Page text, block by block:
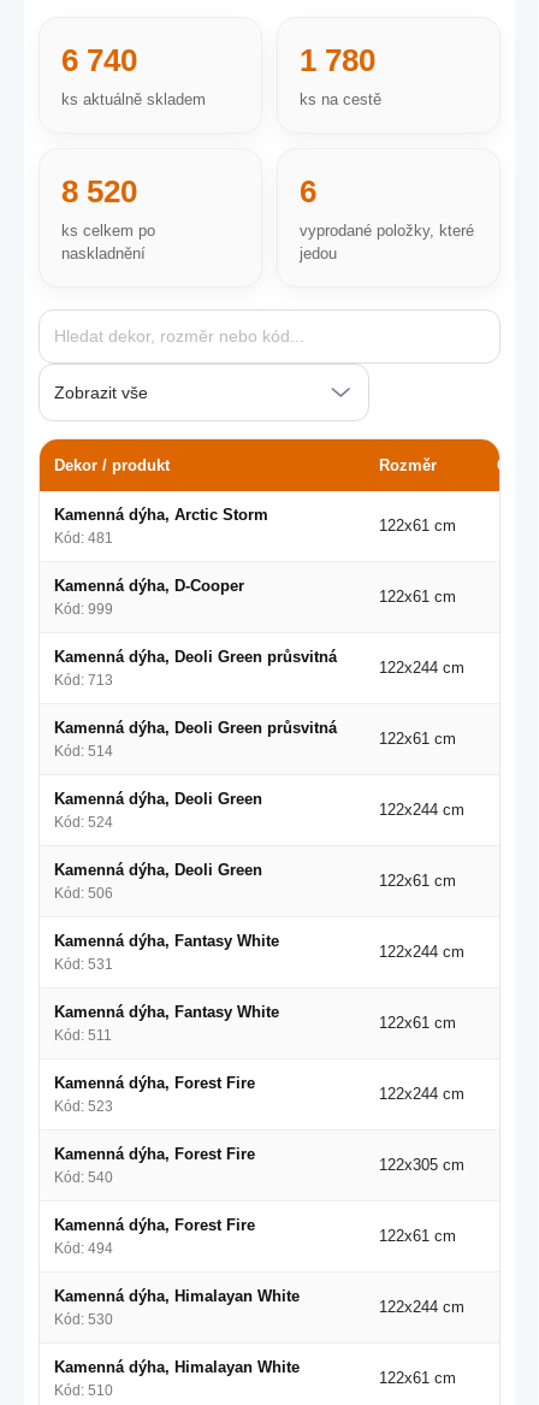
6 740
ks aktuálně skladem
1 780
ks na cestě
8 520
ks celkem po
naskladnění
6
vyprodané položky, které
jedou
Dekor / produkt Rozměr Co
Kamenná dýha, Arctic Storm
Kód: 481
122x61 cm
Kamenná dýha, D-Cooper
Kód: 999
122x61 cm
Kamenná dýha, Deoli Green průsvitná
Kód: 713
122x244 cm
Kamenná dýha, Deoli Green průsvitná
Kód: 514
122x61 cm
Kamenná dýha, Deoli Green
Kód: 524
122x244 cm
Kamenná dýha, Deoli Green
Kód: 506
122x61 cm
Kamenná dýha, Fantasy White
Kód: 531
122x244 cm
Kamenná dýha, Fantasy White
Kód: 511
122x61 cm
Kamenná dýha, Forest Fire
Kód: 523
122x244 cm
Kamenná dýha, Forest Fire
Kód: 540
122x305 cm
Kamenná dýha, Forest Fire
Kód: 494
122x61 cm
Kamenná dýha, Himalayan White
Kód: 530
122x244 cm
Kamenná dýha, Himalayan White
Kód: 510
122x61 cm